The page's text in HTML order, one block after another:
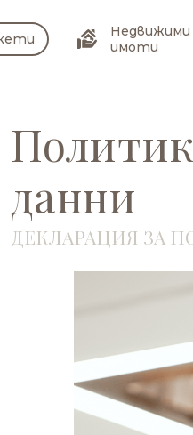
Недвижими
имоти
данни
ДЕКЛАРАЦИЯ ЗА